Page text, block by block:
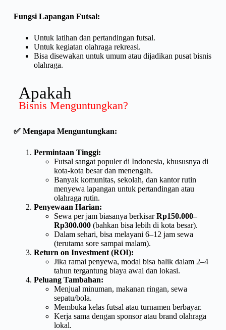
Fungsi Lapangan Futsal:
Untuk latihan dan pertandingan futsal.
Untuk kegiatan olahraga rekreasi.
Bisa disewakan untuk umum atau dijadikan pusat bisnis
olahraga.
Apakah
Bisnis Menguntungkan?
✅Mengapa Menguntungkan:
Permintaan Tinggi:
Futsal sangat populer di Indonesia, khususnya di
kota-kota besar dan menengah.
Banyak komunitas, sekolah, dan kantor rutin
menyewa lapangan untuk pertandingan atau
olahraga rutin.
Penyewaan Harian:
Sewa per jam biasanya berkisarRp150.000–
Rp300.000(bahkan bisa lebih di kota besar).
Dalam sehari, bisa melayani 6–12 jam sewa
(terutama sore sampai malam).
Return on Investment (ROI):
Jika ramai penyewa, modal bisa balik dalam 2–4
tahun tergantung biaya awal dan lokasi.
Peluang Tambahan:
Menjual minuman, makanan ringan, sewa
sepatu/bola.
Membuka kelas futsal atau turnamen berbayar.
Kerja sama dengan sponsor atau brand olahraga
lokal.